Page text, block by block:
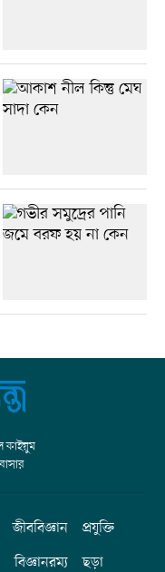
কাইয়ুম
জীববিজ্ঞান
প্রযুক্তি
বিজ্ঞানরম্য ছড়া